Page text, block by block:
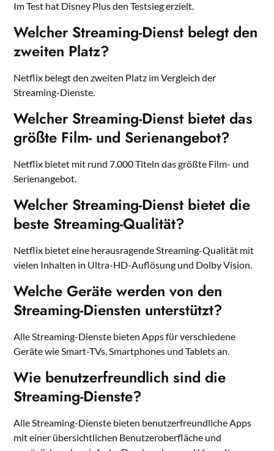
Im Test hat Disney Plus den Testsieg erzielt.
Welcher Streaming-Dienst belegt den
zweiten Platz?
Netflix belegt den zweiten Platz im Vergleich der
Streaming-Dienste.
Welcher Streaming-Dienst bietet das
größte Film- und Serienangebot?
Netflix bietet mit rund 7.000 Titeln das größte Film- und
Serienangebot.
Welcher Streaming-Dienst bietet die
beste Streaming-Qualität?
Netflix bietet eine herausragende Streaming-Qualität mit
vielen Inhalten in Ultra-HD-Auflösung und Dolby Vision.
Welche Geräte werden von den
Streaming-Diensten unterstützt?
Alle Streaming-Dienste bieten Apps für verschiedene
Geräte wie Smart-TVs, Smartphones und Tablets an.
Wie benutzerfreundlich sind die
Streaming-Dienste?
Alle Streaming-Dienste bieten benutzerfreundliche Apps
mit einer übersichtlichen Benutzeroberfläche und